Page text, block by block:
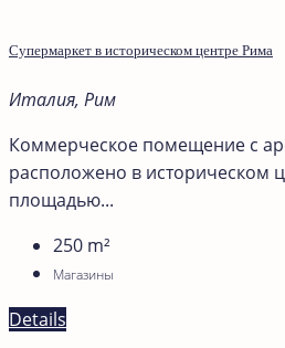
Супермаркет в историческом центре Рима
Италия, Рим
Коммерческое помещение с
расположено в историческом
площадью...
250 m²
Магазины
Details